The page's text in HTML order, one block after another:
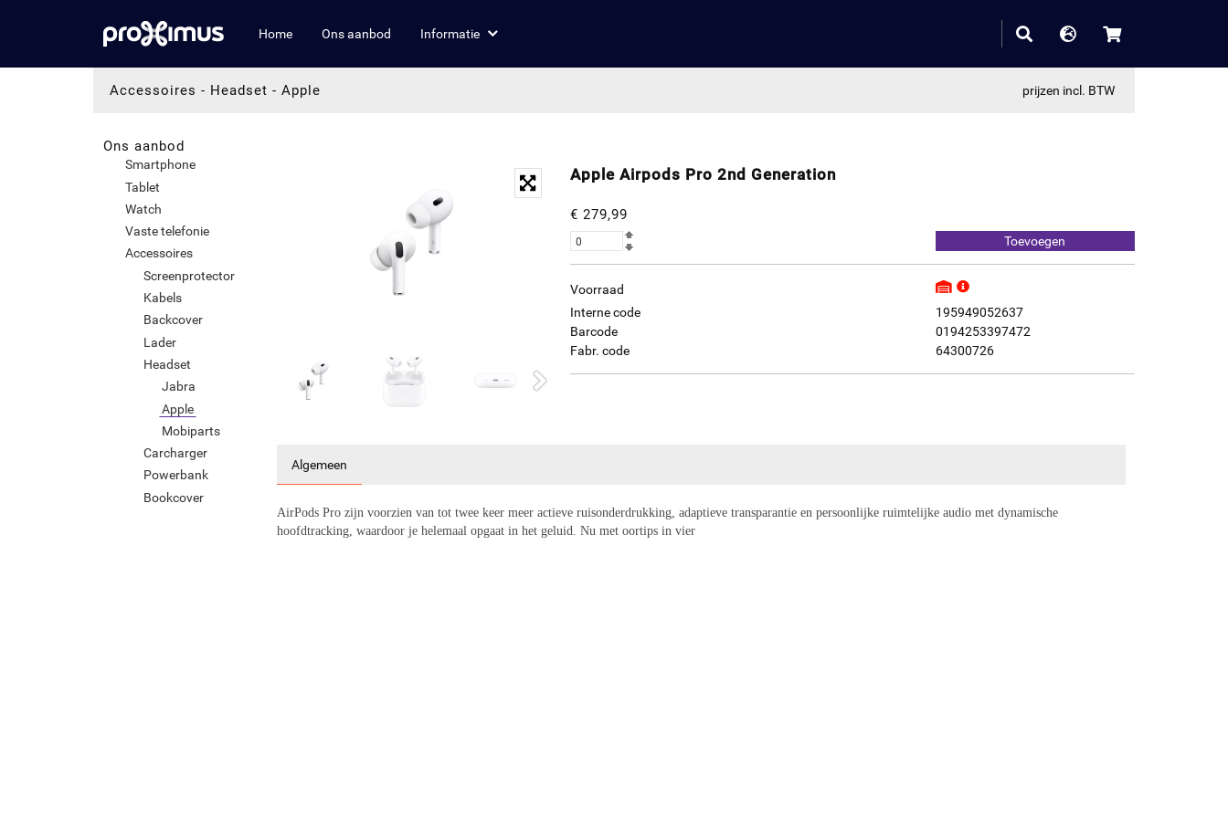
Home Ons aanbod Informatie
Accessoires - Headset - Apple prijzen incl. BTW
Ons aanbod
Smartphone
Tablet
Watch
Vaste telefonie
Accessoires
Screenprotector
Kabels
Backcover
Lader
Headset
Jabra
Apple
Mobiparts
Carcharger
Powerbank
Bookcover
Apple Airpods Pro 2nd Generation
€ 279,99
Voorraad
Interne code
195949052637
Barcode
0194253397472
Fabr. code
64300726
Algemeen
AirPods Pro zijn voorzien van tot twee keer meer actieve ruisonderdrukking, adaptieve transparantie en persoonlijke ruimtelijke audio met dynamische
hoofdtracking, waardoor je helemaal opgaat in het geluid. Nu met oortips in vier